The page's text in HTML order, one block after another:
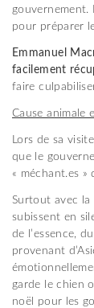
gouvernement.
pour préparer
Emmanuel
facilement
faire
Cause animale
Lors de sa
que le
« méchant.es
Surtout avec la
subissent en
de l’essence,
provenant
garde le chien
noël pour les